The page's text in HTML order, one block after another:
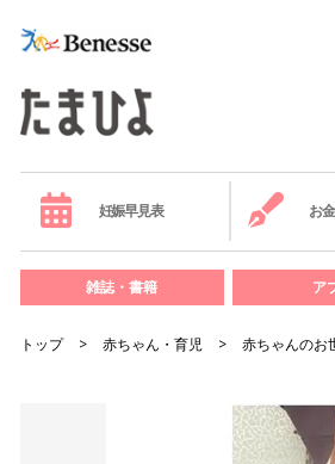
妊娠早見表 お
雑誌・書籍 ア
トップ 赤ちゃん・育児 赤ちゃんのお